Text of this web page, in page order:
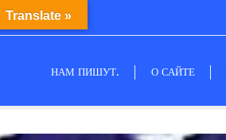
НАМ ПИШУТ. О САЙТЕ
Translate »